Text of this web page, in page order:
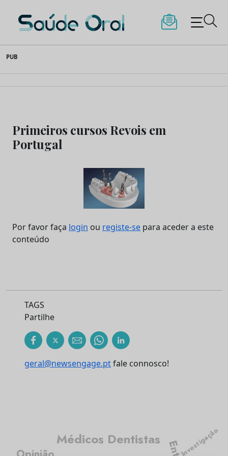
to
content
Saúde Oral
PUB
Primeiros cursos Revois em
Portugal
Por favor faça login ou registe-se para aceder a este
conteúdo
TAGS
Partilhe
geral@newsengage.ptfale connosco!
Médicos Dentistas Investigação